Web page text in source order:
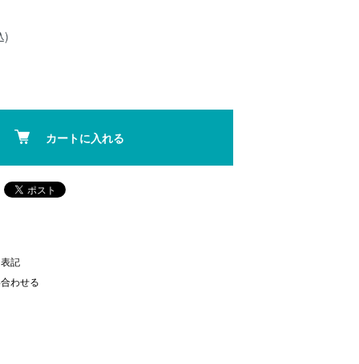
)
カートに入れる
記
わせる